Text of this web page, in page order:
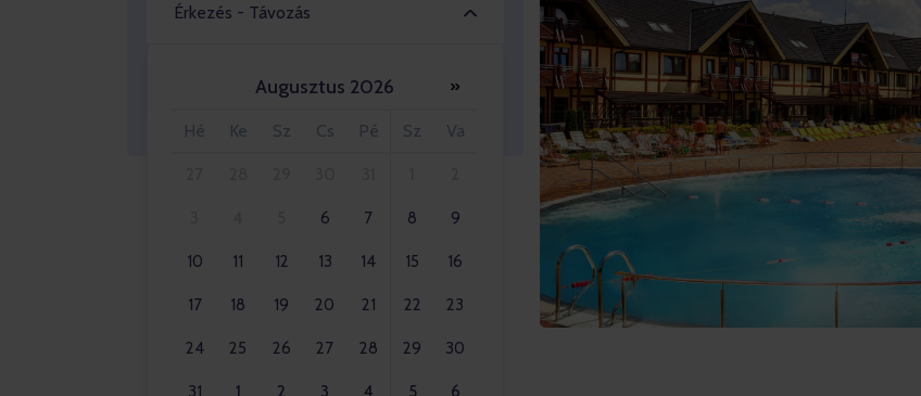
Érkezés - Távozás
Augusztus 2026 »
Hé Ke Sz Cs Pé Sz Va
6 7 8 9
10 11 12 13 14 15 16
17 18 19 20 21 22 23
24 25 26 27 28 29 30
31 1 2 3 4 5 6
Felnőttek 2x